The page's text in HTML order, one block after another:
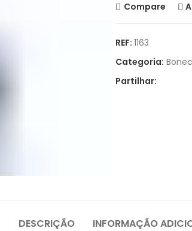
Compare
REF: 1163
Categoria:
Partilhar:
DESCRIÇÃO INFORMAÇÃO